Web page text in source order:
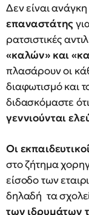
Δεν είναι ανάγκη
επαναστάτης
ρατσιστικές
«καλών» και
πλασάρουν οι
διαφωτισμό και
διδασκόμαστε
γεννιούνται
Οι
στο ζήτημα
είσοδο των
δηλαδή τα
των ιδρυμάτων